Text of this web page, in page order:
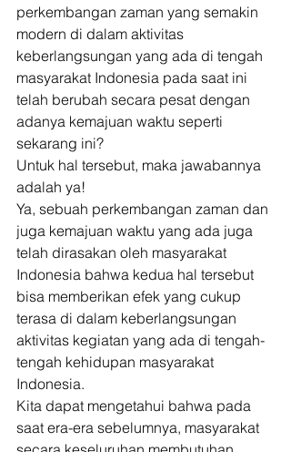
perkembangan zaman yang semakin
modern di dalam aktivitas
keberlangsungan yang ada di tengah
masyarakat Indonesia pada saat ini
telah berubah secara pesat dengan
adanya kemajuan waktu seperti
sekarang ini?
Untuk hal tersebut, maka jawabannya
adalah ya!
Ya, sebuah perkembangan zaman dan
juga kemajuan waktu yang ada juga
telah dirasakan oleh masyarakat
Indonesia bahwa kedua hal tersebut
bisa memberikan efek yang cukup
terasa di dalam keberlangsungan
aktivitas kegiatan yang ada di tengah-
tengah kehidupan masyarakat
Indonesia.
Kita dapat mengetahui bahwa pada
saat era-era sebelumnya, masyarakat